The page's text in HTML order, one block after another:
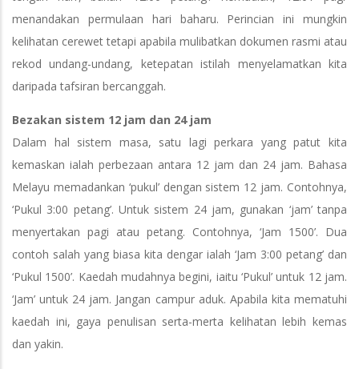
menandakan permulaan hari baharu. Perincian ini mungkin
kelihatan cerewet tetapi apabila mulibatkan dokumen rasmi atau
rekod undang-undang, ketepatan istilah menyelamatkan kita
daripada tafsiran bercanggah.
Bezakan sistem 12 jam dan 24 jam
Dalam hal sistem masa, satu lagi perkara yang patut kita
kemaskan ialah perbezaan antara 12 jam dan 24 jam. Bahasa
Melayu memadankan ‘pukul’ dengan sistem 12 jam. Contohnya,
‘Pukul 3:00 petang’. Untuk sistem 24 jam, gunakan ‘jam’ tanpa
menyertakan pagi atau petang. Contohnya, ‘Jam 1500’. Dua
contoh salah yang biasa kita dengar ialah ‘Jam 3:00 petang’ dan
‘Pukul 1500’. Kaedah mudahnya begini, iaitu ‘Pukul’ untuk 12 jam.
‘Jam’ untuk 24 jam. Jangan campur aduk. Apabila kita mematuhi
kaedah ini, gaya penulisan serta-merta kelihatan lebih kemas
dan yakin.